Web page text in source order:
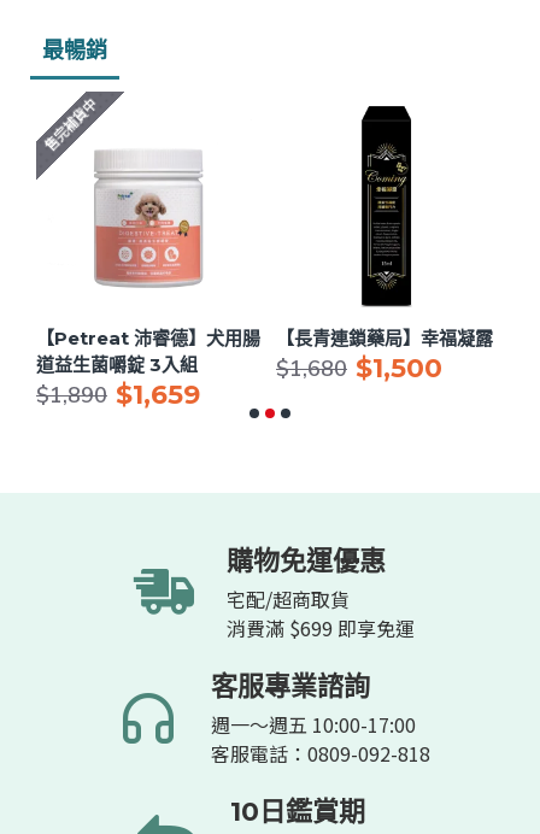
最暢銷
售完補貨中
【Petreat 沛睿德】犬用腸
道益生菌嚼錠 3入組
$1,659
$1,890
【長青連鎖藥局】幸福凝露
$1,500
$1,680
購物免運優惠
宅配/超商取貨
消費滿 $699 即享免運
客服專業諮詢
週一～週五 10:00-17:00
客服電話：0809-092-818
10日鑑賞期